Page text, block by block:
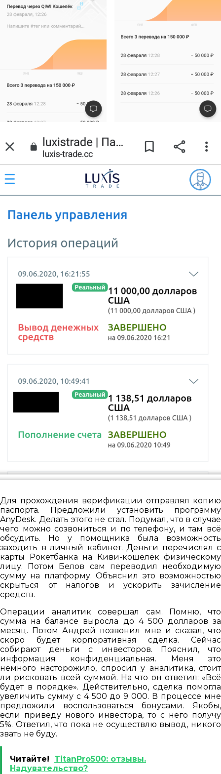
Для прохождения верификации отправлял копию
паспорта. Предложили установить программу
AnyDesk. Делать этого не стал. Подумал, что в случае
чего можно созвониться и по телефону, и там всё
обсудить. Но у помощника была возможность
заходить в личный кабинет. Деньги перечислял с
карты Рокетбанка на Киви-кошелёк физическому
лицу. Потом Белов сам переводил необходимую
сумму на платформу. Объяснил это возможностью
скрыться от налогов и ускорить зачисление
средств.
Операции аналитик совершал сам. Помню, что
сумма на балансе выросла до 4 500 долларов за
месяц. Потом Андрей позвонил мне и сказал, что
скоро будет корпоративная сделка. Сейчас
собирают деньги с инвесторов. Пояснил, что
информация конфиденциальная. Меня это
немного насторожило, спросил у аналитика, стоит
ли рисковать всей суммой. На что он ответил: «Всё
будет в порядке». Действительно, сделка помогла
увеличить сумму с 4 500 до 9 000. В процессе мне
предложили воспользоваться бонусами. Якобы,
если приведу нового инвестора, то с него получу
5%. Ответил, что пока не осуществлю вывод, никого
звать не буду.
Читайте!
TitanPro500: отзывы.
Надувательство?